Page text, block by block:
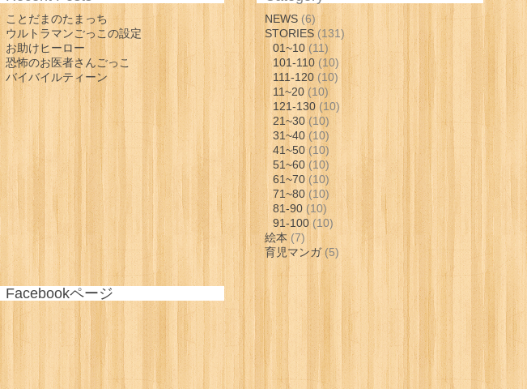
ことだまのたまっち
ウルトラマンごっこの設定
お助けヒーロー
恐怖のお医者さんごっこ
バイバイルティーン
NEWS (6)
STORIES(131)
01~10 (11)
101-110 (10)
111-120(10)
11~20 (10)
121-130(10)
21~30(10)
31~40(10)
41~50(10)
51~60(10)
61~70(10)
71~80 (10)
81-90 (10)
91-100(10)
絵本 (7)
育児マンガ(5)
Facebookページ